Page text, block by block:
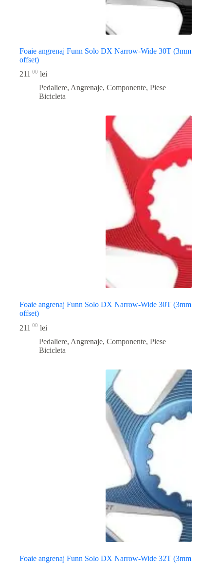
Foaie angrenaj Funn Solo DX Narrow-Wide 30T (3mm
offset)
211 00 lei
Pedaliere, Angrenaje, Componente, Piese
Bicicleta
Foaie angrenaj Funn Solo DX Narrow-Wide 30T (3mm
offset)
211 00 lei
Pedaliere, Angrenaje, Componente, Piese
Bicicleta
Foaie angrenaj Funn Solo DX Narrow-Wide 32T (3mm